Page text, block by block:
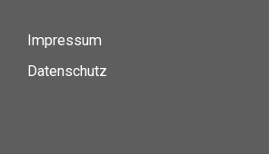
Impressum
Datenschutz